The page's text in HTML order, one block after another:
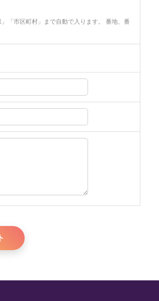
「市区町村」まで自動で入ります。 番地、番